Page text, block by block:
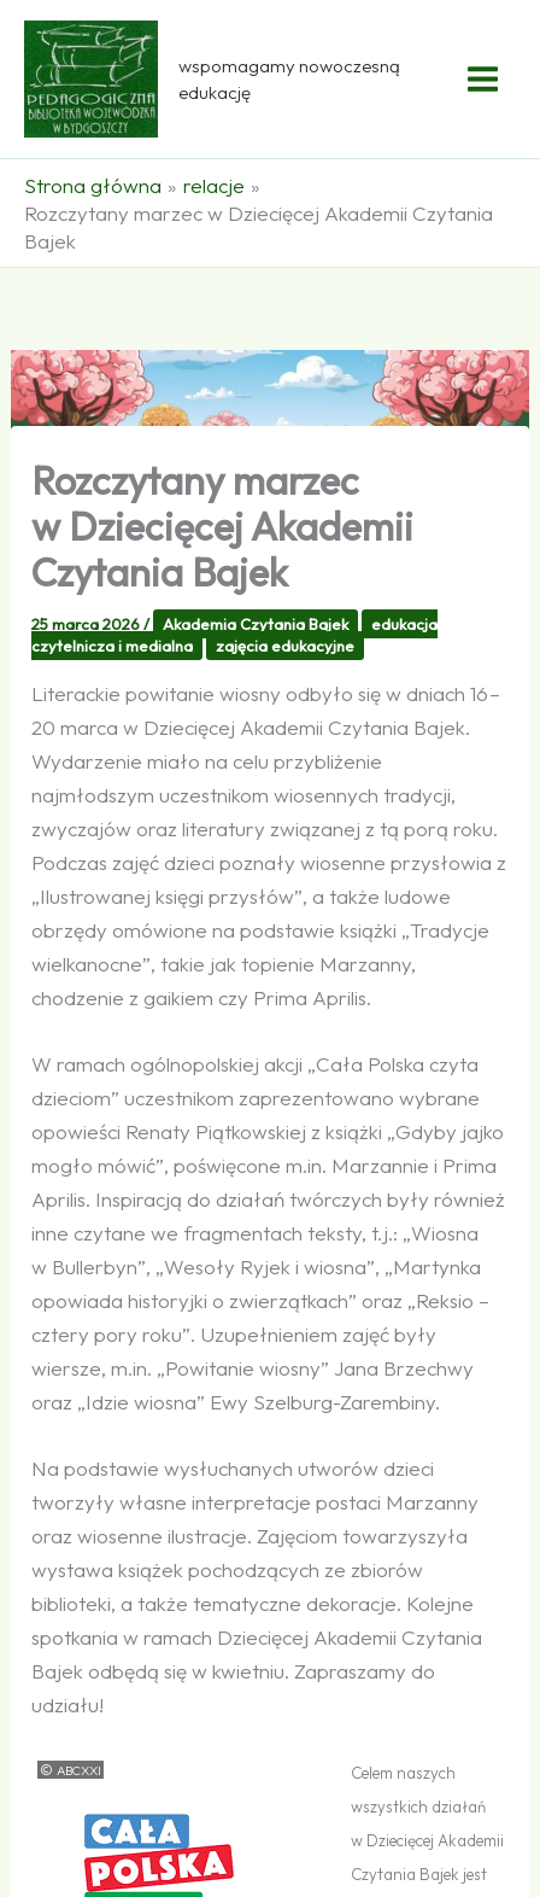
Przejdź
treści
wspomagamy nowoczesną
edukację
Strona główna
relacje
Rozczytany marzec w Dziecięcej Akademii Czytania
Bajek
Rozczytany marzec
w Dziecięcej Akademii
Czytania Bajek
25 marca 2026/ Akademia Czytania Bajek
edukacja
czytelnicza i medialna
zajęcia edukacyjne
Literackie powitanie wiosny odbyło się w dniach 16 –
20 marca w Dziecięcej Akademii Czytania Bajek.
Wydarzenie miało na celu przybliżenie
najmłodszym uczestnikom wiosennych tradycji,
zwyczajów oraz literatury związanej z tą porą roku.
Podczas zajęć dzieci poznały wiosenne przysłowia z
„Ilustrowanej księgi przysłów”, a także ludowe
obrzędy omówione na podstawie książki „Tradycje
wielkanocne”, takie jak topienie Marzanny,
chodzenie z gaikiem czy Prima Aprilis.
W ramach ogólnopolskiej akcji „Cała Polska czyta
dzieciom” uczestnikom zaprezentowano wybrane
opowieści Renaty Piątkowskiej z książki „Gdyby jajko
mogło mówić”, poświęcone m.in. Marzannie i Prima
Aprilis. Inspiracją do działań twórczych były również
inne czytane we fragmentach teksty, t.j.: „Wiosna
w Bullerbyn”, „Wesoły Ryjek i wiosna”, „Martynka
opowiada historyjki o zwierzątkach” oraz „Reksio –
cztery pory roku”. Uzupełnieniem zajęć były
wiersze, m.in. „Powitanie wiosny” Jana Brzechwy
oraz „Idzie wiosna” Ewy Szelburg-Zarembiny.
Na podstawie wysłuchanych utworów dzieci
tworzyły własne interpretacje postaci Marzanny
oraz wiosenne ilustracje. Zajęciom towarzyszyła
wystawa książek pochodzących ze zbiorów
biblioteki, a także tematyczne dekoracje. Kolejne
spotkania w ramach Dziecięcej Akademii Czytania
Bajek odbędą się w kwietniu. Zapraszamy do
udziału!
© ABCXXI
Celem naszych
wszystkich działań
w Dziecięcej Akademii
Czytania Bajek jest